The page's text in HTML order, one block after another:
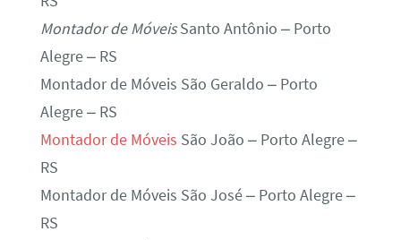
Montador de MóveisSanto Antônio – Porto
Alegre – RS
Montador de Móveis São Geraldo – Porto
Alegre – RS
Montador de Móveis São João – Porto Alegre –
RS
Montador de Móveis São José – Porto Alegre –
RS